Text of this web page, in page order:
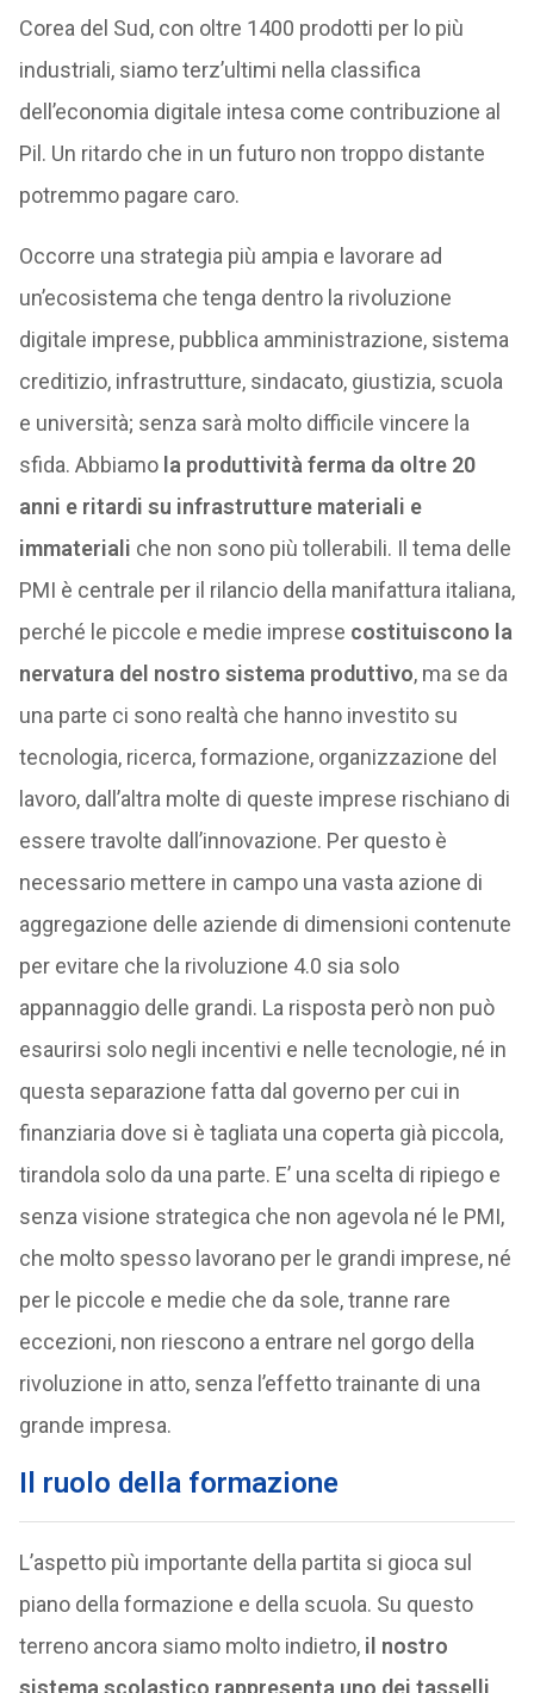
Corea del Sud, con oltre 1400 prodotti per lo più
industriali, siamo terz’ultimi nella classifica
dell’economia digitale intesa come contribuzione al
Pil. Un ritardo che in un futuro non troppo distante
potremmo pagare caro.
Occorre una strategia più ampia e lavorare ad
un’ecosistema che tenga dentro la rivoluzione
digitale imprese, pubblica amministrazione, sistema
creditizio, infrastrutture, sindacato, giustizia, scuola
e università; senza sarà molto difficile vincere la
sfida. Abbiamola produttività ferma da oltre 20
anni e ritardi su infrastrutture materiali e
immateriali che non sono più tollerabili. Il tema delle
PMI è centrale per il rilancio della manifattura italiana,
perché le piccole e medie imprese costituiscono la
nervatura del nostro sistema produttivo, ma se da
una parte ci sono realtà che hanno investito su
tecnologia, ricerca, formazione, organizzazione del
lavoro, dall’altra molte di queste imprese rischiano di
essere travolte dall’innovazione. Per questo è
necessario mettere in campo una vasta azione di
aggregazione delle aziende di dimensioni contenute
per evitare che la rivoluzione 4.0 sia solo
appannaggio delle grandi. La risposta però non può
esaurirsi solo negli incentivi e nelle tecnologie, né in
questa separazione fatta dal governo per cui in
finanziaria dove si è tagliata una coperta già piccola,
tirandola solo da una parte. E’ una scelta di ripiego e
senza visione strategica che non agevola né le PMI,
che molto spesso lavorano per le grandi imprese, né
per le piccole e medie che da sole, tranne rare
eccezioni, non riescono a entrare nel gorgo della
rivoluzione in atto, senza l’effetto trainante di una
grande impresa.
Il ruolo della formazione
L’aspetto più importante della partita si gioca sul
piano della formazione e della scuola. Su questo
terreno ancora siamo molto indietro, il nostro
sistema scolastico rappresenta uno dei tasselli